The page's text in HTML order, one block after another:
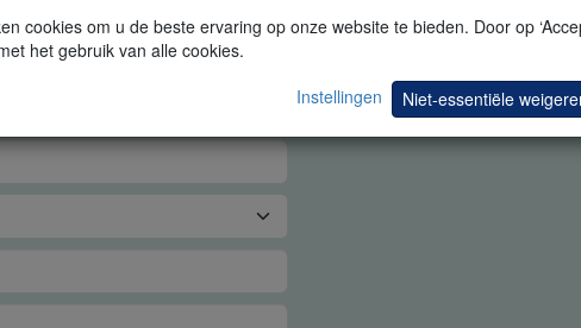
cookies om u de beste ervaring op onze website te bieden. Door op
het gebruik van alle cookies.
Instellingen
Niet-essentiële